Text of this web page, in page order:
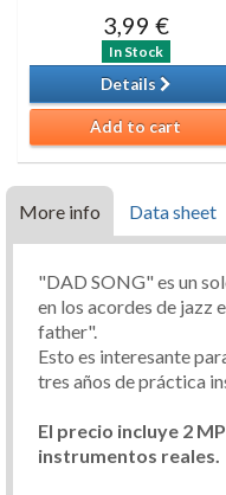
3,99 €
In Stock
Details
Add to cart
More info Data sheet
"DAD SONG" es un
en los acordes de jazz
father".
Esto es interesante
tres años de práctica
El precio incluye 2
instrumentos reales.